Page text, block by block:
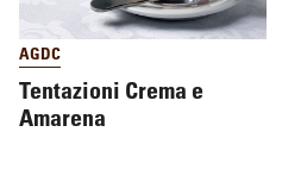
AGDC
Tentazioni Crema e
Amarena